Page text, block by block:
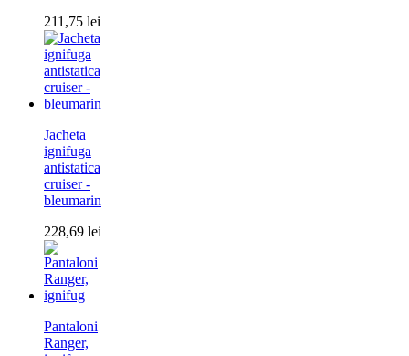
211,75 lei
Jacheta
ignifuga
antistatica
cruiser -
bleumarin
228,69 lei
Pantaloni
Ranger,